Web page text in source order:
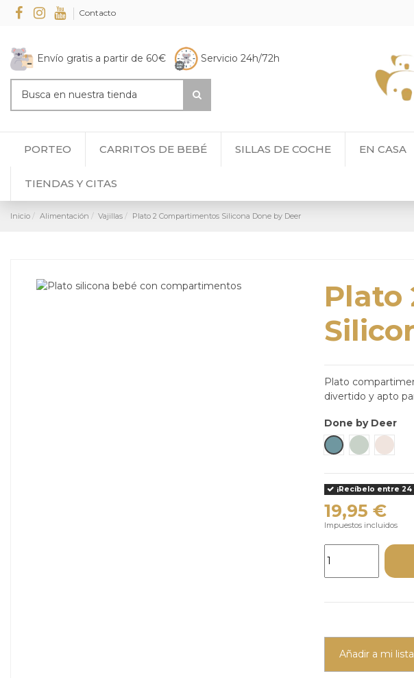
Contacto
Envío gratis a partir de 60€ Servicio 24h/72h
PORTEO CARRITOS DE BEBÉ SILLAS DE COCHE EN CASA
TIENDAS Y CITAS
Inicio Alimentación Vajillas Plato 2 Compartimentos Silicona Done by Deer
Plato
Plato
divertido y apto
Done by Deer
Azul
Verde Claro
Arena
¡Recíbelo entre 24
19,95 €
Impuestos incluidos
Añadir a mi